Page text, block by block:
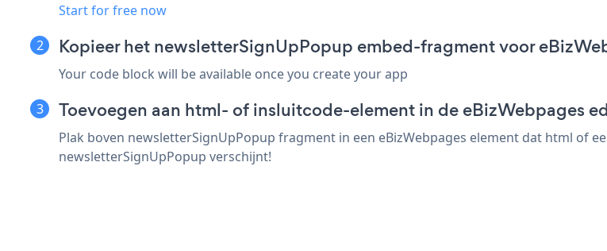
Start for free now
Kopieer het newsletterSignUpPopup embed-fragment voor
Your code block will be available once you create your app
Toevoegen aan html- of insluitcode-element in de eBizWebpages
Plak boven newsletterSignUpPopup fragment in een eBizWebpages element dat html of
newsletterSignUpPopup verschijnt!